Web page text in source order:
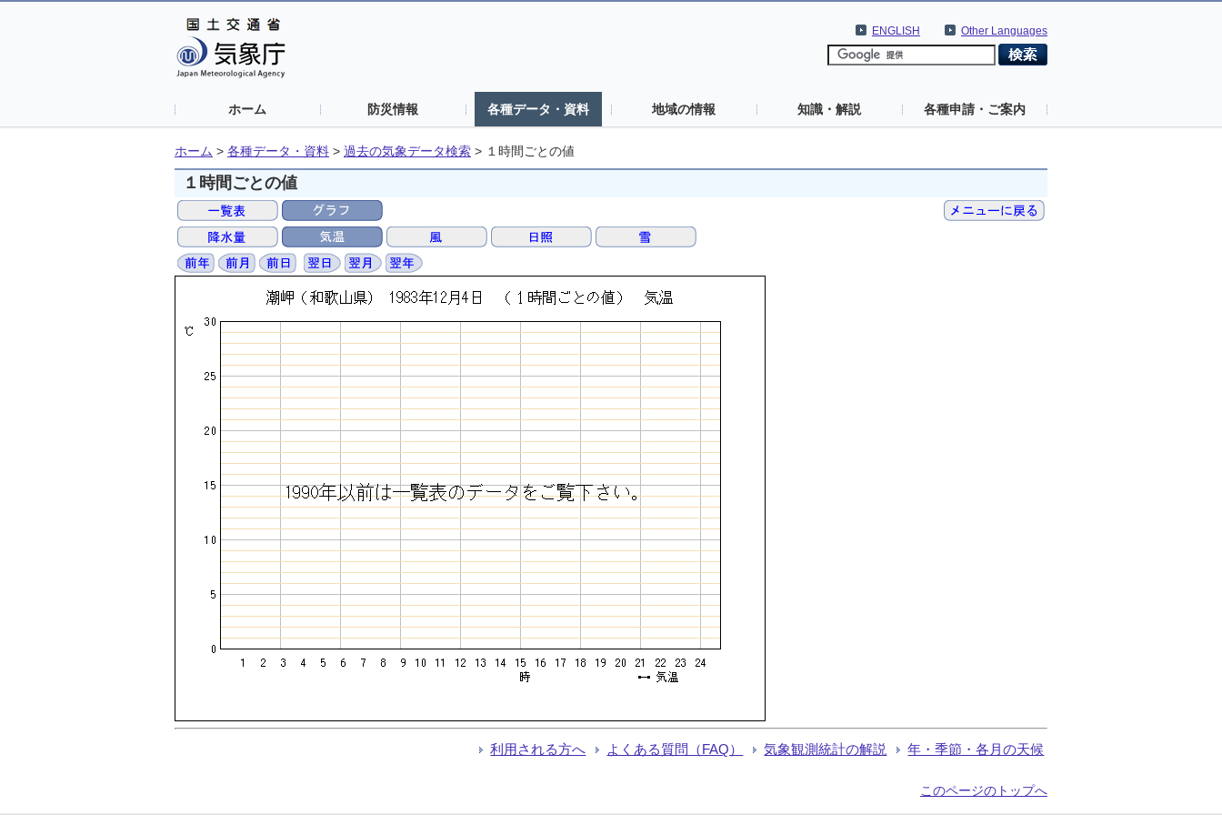
Other Languages
ENGLISH
ホーム 防災情報 各種データ・資料 地域の情報 知識・解説 各種申請・ご案内
ホーム > 各種データ・資料 > 過去の気象データ検索 > １時間ごとの値
１時間ごとの値
利用される方へ よくある質問（FAQ） 気象観測統計の解説 年・季節・各月の天候
このページのトップへ